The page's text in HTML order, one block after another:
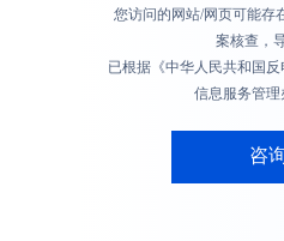
您访问的网站/网页可能存
案核查，
已根据《中华人民共和国
信息服务管理
咨